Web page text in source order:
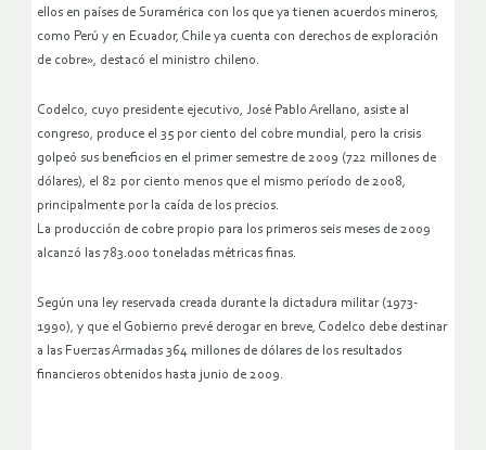
ellos en países de Suramérica con los que ya tienen acuerdos mineros,
como Perú y en Ecuador, Chile ya cuenta con derechos de exploración
de cobre», destacó el ministro chileno.
Codelco, cuyo presidente ejecutivo, José Pablo Arellano, asiste al
congreso, produce el 35 por ciento del cobre mundial, pero la crisis
golpeó sus beneficios en el primer semestre de 2009 (722 millones de
dólares), el 82 por ciento menos que el mismo período de 2008,
principalmente por la caída de los precios.
La producción de cobre propio para los primeros seis meses de 2009
alcanzó las 783.000 toneladas métricas finas.
Según una ley reservada creada durante la dictadura militar (1973-
1990), y que el Gobierno prevé derogar en breve, Codelco debe destinar
a las Fuerzas Armadas 364 millones de dólares de los resultados
financieros obtenidos hasta junio de 2009.